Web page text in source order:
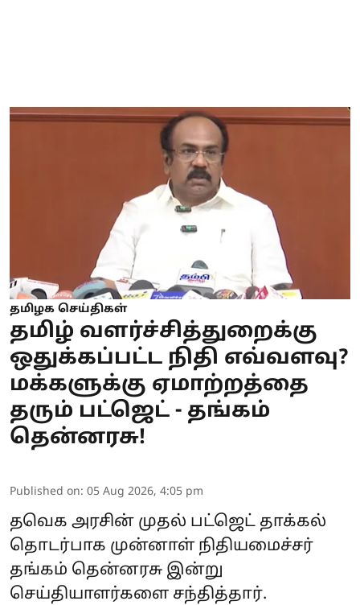
தமிழக செய்திகள்
தமிழ் வளர்ச்சித்துறைக்கு
ஒதுக்கப்பட்ட நிதி எவ்வளவு?
மக்களுக்கு ஏமாற்றத்தை
தரும் பட்ஜெட் - தங்கம்
தென்னரசு!
Published on: 05 Aug 2026, 4:05 pm
தவெக அரசின் முதல் பட்ஜெட் தாக்கல்
தொடர்பாக முன்னாள் நிதியமைச்சர்
தங்கம் தென்னரசு இன்று
செய்தியாளர்களை சந்தித்தார்.